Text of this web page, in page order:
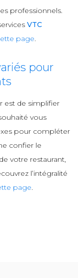
professionnels.
VTC
page.
pour
est de simplifier
vous
pour compléter
confier le
votre restaurant,
l’intégralité
page.